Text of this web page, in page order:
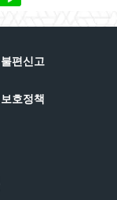
불편신고
호정책